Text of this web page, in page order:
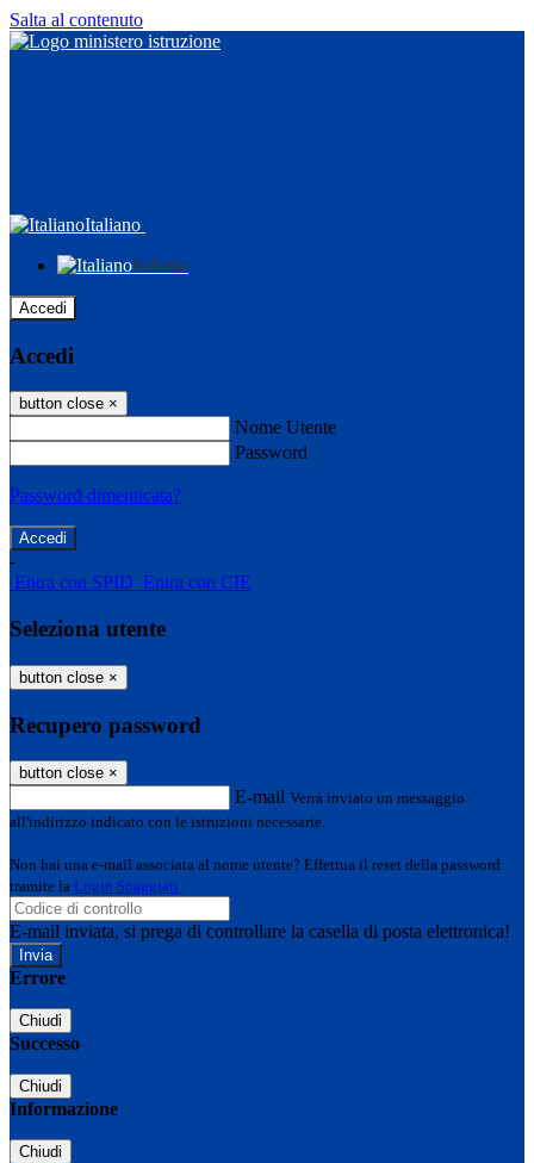
Salta al contenuto
Italiano
Italiano
Accedi
Accedi
button close ×
Nome Utente
Password
Password dimenticata?
-
Entra con SPID Entra con CIE
Seleziona utente
button close ×
Recupero password
button close ×
E-mail Verrà inviato un messaggio
all'indirizzo indicato con le istruzioni necessarie.
Non hai una e-mail associata al nome utente? Effettua il reset della password
tramite la Login Spaggiari
E-mail inviata, si prega di controllare la casella di posta elettronica!
Errore
Chiudi
Successo
Chiudi
Informazione
Chiudi